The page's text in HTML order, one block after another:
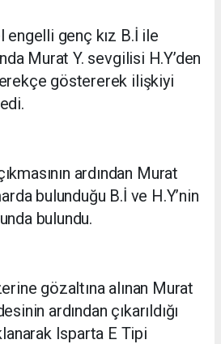
engelli genç kız B.İ ile
Murat Y. sevgilisi H.Y’den
göstererek ilişkiyi
ardından Murat
bulunduğu B.İ ve H.Y’nin
bulundu.
gözaltına alınan Murat
ardından çıkarıldığı
Isparta E Tipi